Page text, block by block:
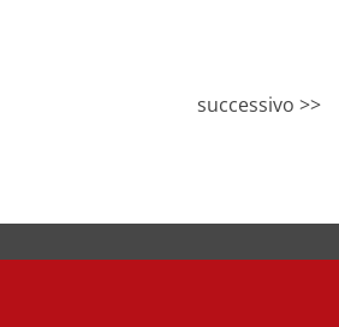
successivo >>